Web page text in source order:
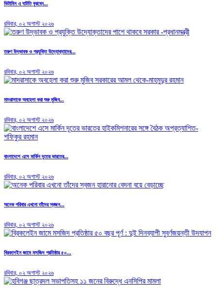
ভিটামিন এ ঘাটতি বুঝবেন...
রবিবার, ০২ অগাস্ট ২০২৬
তরুণ উদ্ভাবক ও প্রযুক্তি উদ্যোক্তাদের...
রবিবার, ০২ অগাস্ট ২০২৬
মাদরাসাকে অবহেলা করা শুরু মুজিব...
রবিবার, ০২ অগাস্ট ২০২৬
বাংলাদেশে এসে মার্কিন দূতের ভারতের...
রবিবার, ০২ অগাস্ট ২০২৬
অনেক পরিবার এখনো তাঁদের স্বজন...
রবিবার, ০২ অগাস্ট ২০২৬
ব্রিকলেইন জামে মসজিদ প্রতিষ্ঠার ৫০...
রবিবার, ০২ অগাস্ট ২০২৬